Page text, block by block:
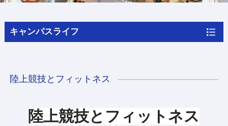
私たちの歴史
学位プログラム
オンラインで申し込む
キャンパスライフ
陸上競技とフィットネス
陸上競技とフィットネス